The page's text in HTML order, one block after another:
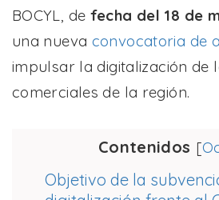
BOCYL, de fecha del 18 de
una nueva convocatoria de
impulsar la digitalización de
comerciales de la región.
Contenidos [
Objetivo de la